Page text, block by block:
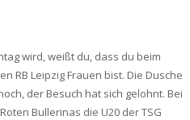
wird, weißt du, dass du beim
RB Leipzig Frauen bist. Die Dusche
der Besuch hat sich gelohnt. Bei
Bullerinas die U20 der TSG